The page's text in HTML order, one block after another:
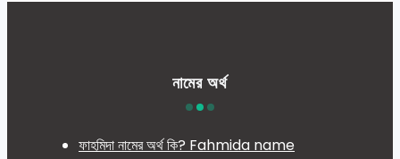
নামের অর্থ
ফাহমিদা নামের অর্থ কি? Fahmida name